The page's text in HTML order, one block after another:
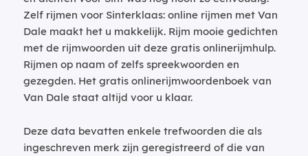
Zelf rijmen voor Sinterklaas: online rijmen met Van
Dale maakt het u makkelijk. Rijm mooie gedichten
met de rijmwoorden uit deze gratis onlinerijmhulp.
Rijmen op naam of zelfs spreekwoorden en
gezegden. Het gratis onlinerijmwoordenboek van
Van Dale staat altijd voor u klaar.
Deze data bevatten enkele trefwoorden die als
ingeschreven merk zijn geregistreerd of die van